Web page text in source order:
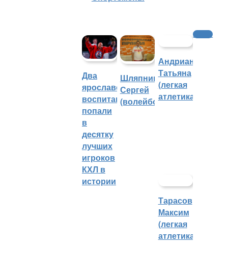
Два
ярославских
воспитанника
попали
в
десятку
лучших
игроков
КХЛ в
истории
Шляпников
Сергей
(волейбол)
Андрианова
Татьяна
(легкая
атлетика)
Тарасов
Максим
(легкая
атлетика)
Хоккей